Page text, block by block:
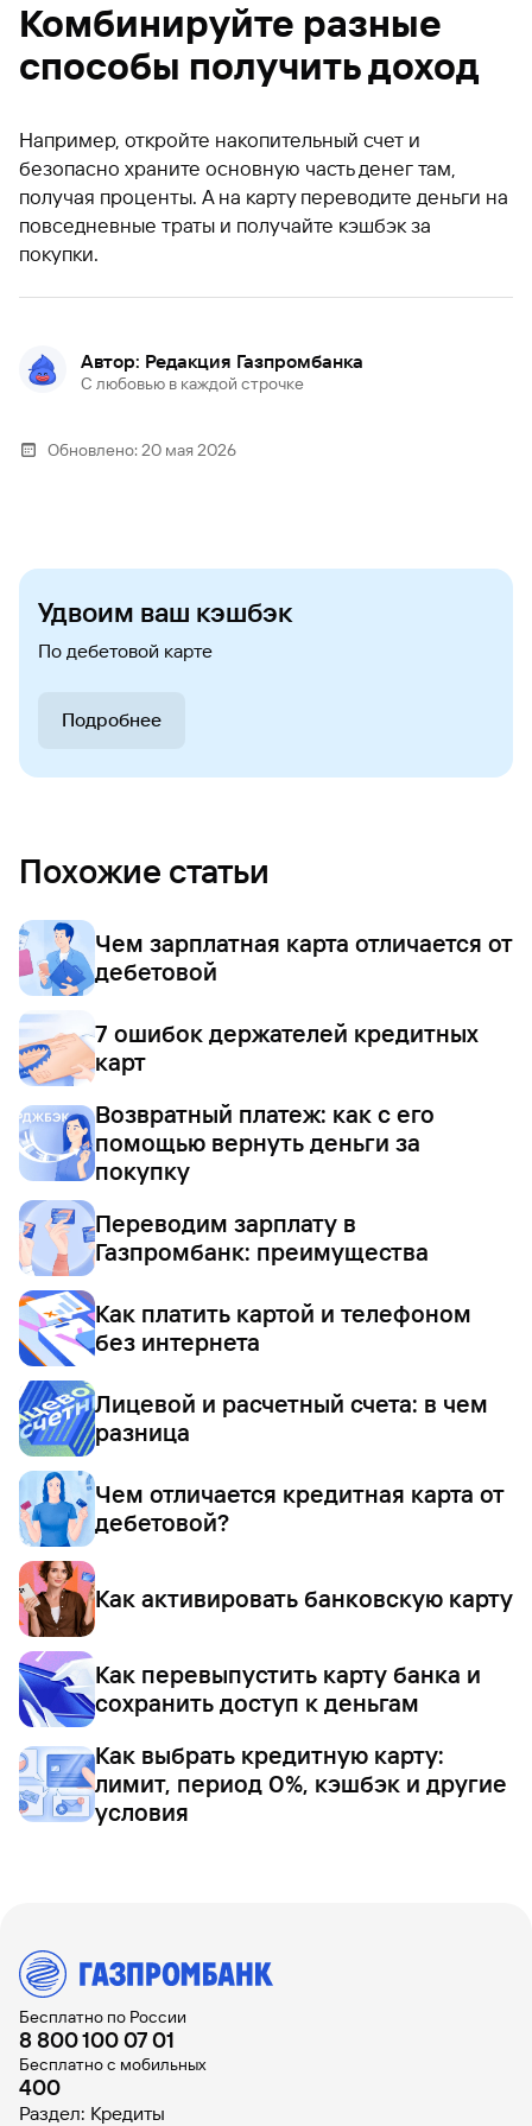
Комбинируйте разные
способы получить доход
Например, откройте накопительный счет и
безопасно храните основную часть денег там,
получая проценты. А на карту переводите деньги на
повседневные траты и получайте кэшбэк за
покупки.
Автор: Редакция Газпромбанка
С любовью в каждой строчке
Обновлено:20 мая 2026
Удвоим ваш кэшбэк
По дебетовой карте
Подробнее
Похожие статьи
Чем зарплатная карта отличается от
дебетовой
7 ошибок держателей кредитных
карт
Возвратный платеж: как с его
помощью вернуть деньги за
покупку
Переводим зарплату в
Газпромбанк: преимущества
Как платить картой и телефоном
без интернета
Лицевой и расчетный счета: в чем
разница
Чем отличается кредитная карта от
дебетовой?
Как активировать банковскую карту
Как перевыпустить карту банка и
сохранить доступ к деньгам
Как выбрать кредитную карту:
лимит, период 0%, кэшбэк и другие
условия
Бесплатно по России
8 800 100 07 01
Бесплатно с мобильных
400
Раздел: Кредиты